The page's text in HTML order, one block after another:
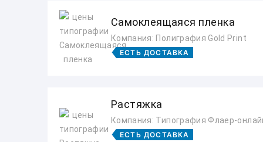
Самоклеящаяся пленка
Компания: Полиграфия Gold Print
ЕСТЬ ДОСТАВКА
Растяжка
Компания: Типография Флаер-
ЕСТЬ ДОСТАВКА